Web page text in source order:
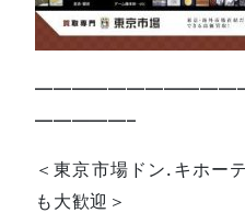
—————–
＜東京市場ドン.キホー
も大歓迎＞